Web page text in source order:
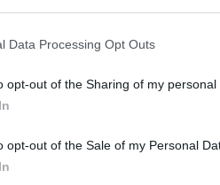
Data Processing Opt Outs
opt-out of the Sharing of my personal
opt-out of the Sale of my Personal
.
de informações e